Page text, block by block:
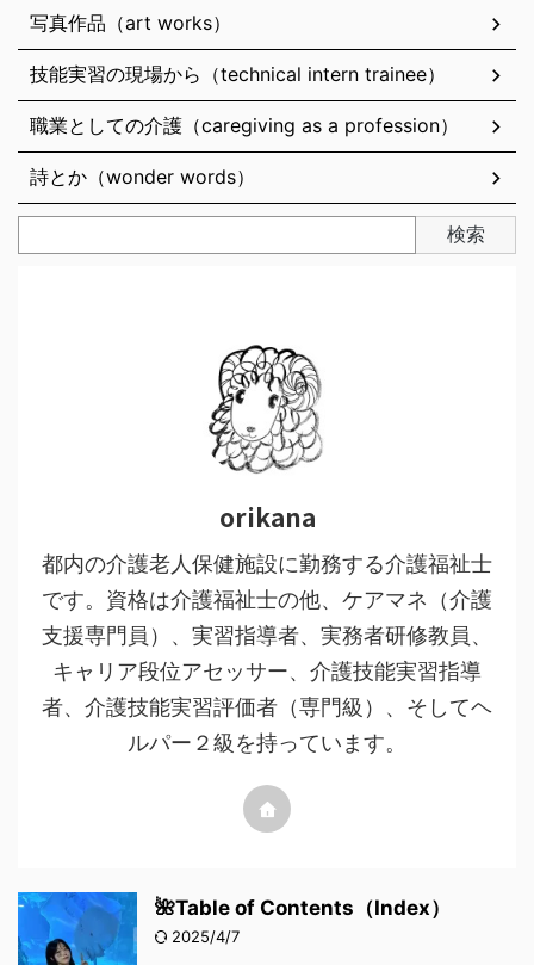
写真作品（art works）
技能実習の現場から（technical intern trainee）
職業としての介護（caregiving as a profession）
詩とか（wonder words）
検索
orikana
都内の介護老人保健施設に勤務する介護福祉士
です。資格は介護福祉士の他、ケアマネ（介護
支援専門員）、実習指導者、実務者研修教員、
キャリア段位アセッサー、介護技能実習指導
者、介護技能実習評価者（専門級）、そしてヘ
ルパー２級を持っています。
🌺Table of Contents（Index）
2025/4/7